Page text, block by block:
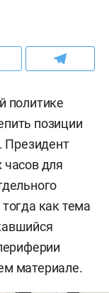
политике
позиции
Президент
часов для
как тема
материале.